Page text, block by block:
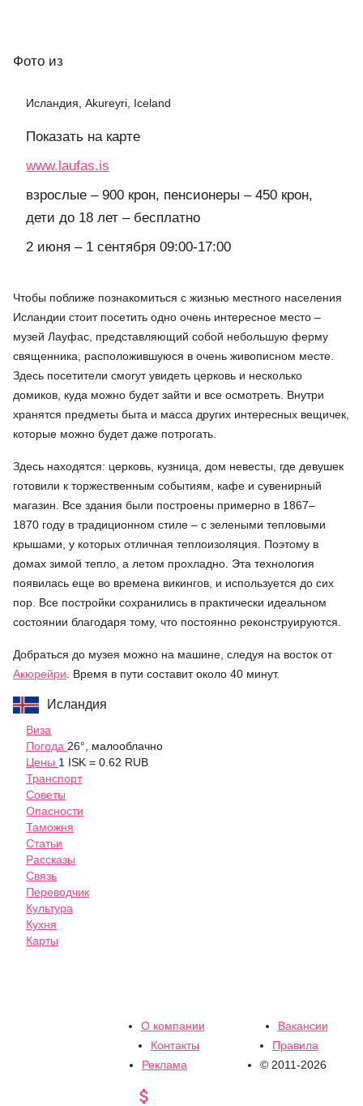
Фото из
Исландия, Akureyri, Iceland
Показать на карте
www.laufas.is
взрослые – 900 крон, пенсионеры – 450 крон,
дети до 18 лет – бесплатно
2 июня – 1 сентября 09:00-17:00
Чтобы поближе познакомиться с жизнью местного населения
Исландии стоит посетить одно очень интересное место –
музей Лауфас, представляющий собой небольшую ферму
священника, расположившуюся в очень живописном месте.
Здесь посетители смогут увидеть церковь и несколько
домиков, куда можно будет зайти и все осмотреть. Внутри
хранятся предметы быта и масса других интересных вещичек,
которые можно будет даже потрогать.
Здесь находятся: церковь, кузница, дом невесты, где девушек
готовили к торжественным событиям, кафе и сувенирный
магазин. Все здания были построены примерно в 1867–
1870 году в традиционном стиле – с зелеными тепловыми
крышами, у которых отличная теплоизоляция. Поэтому в
домах зимой тепло, а летом прохладно. Эта технология
появилась еще во времена викингов, и используется до сих
пор. Все постройки сохранились в практически идеальном
состоянии благодаря тому, что постоянно реконструируются.
Добраться до музея можно на машине, следуя на восток от
Акюрейри . Время в пути составит около 40 минут.
Исландия
Виза
Погода 26°, малооблачно
Цены 1 ISK = 0.62 RUB
Транспорт
Советы
Опасности
Таможня
Статьи
Рассказы
Связь
Переводчик
Культура
Кухня
Карты
О компании
Вакансии
Контакты
Правила
Реклама
© 2011-2026
